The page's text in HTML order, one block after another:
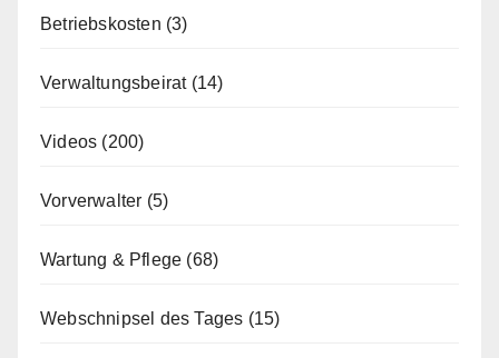
Betriebskosten (3)
Verwaltungsbeirat(14)
Videos (200)
Vorverwalter (5)
Wartung & Pflege (68)
Webschnipsel des Tages (15)